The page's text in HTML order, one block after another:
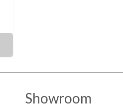
Showroom